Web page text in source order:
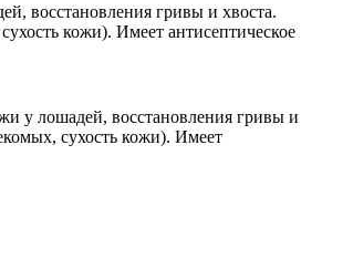
восстановления гривы и хвоста.
кожи). Имеет антисептическое
у лошадей, восстановления гривы и
сухость кожи). Имеет